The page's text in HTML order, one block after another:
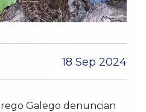
18 Sep 2024
Galego denuncian